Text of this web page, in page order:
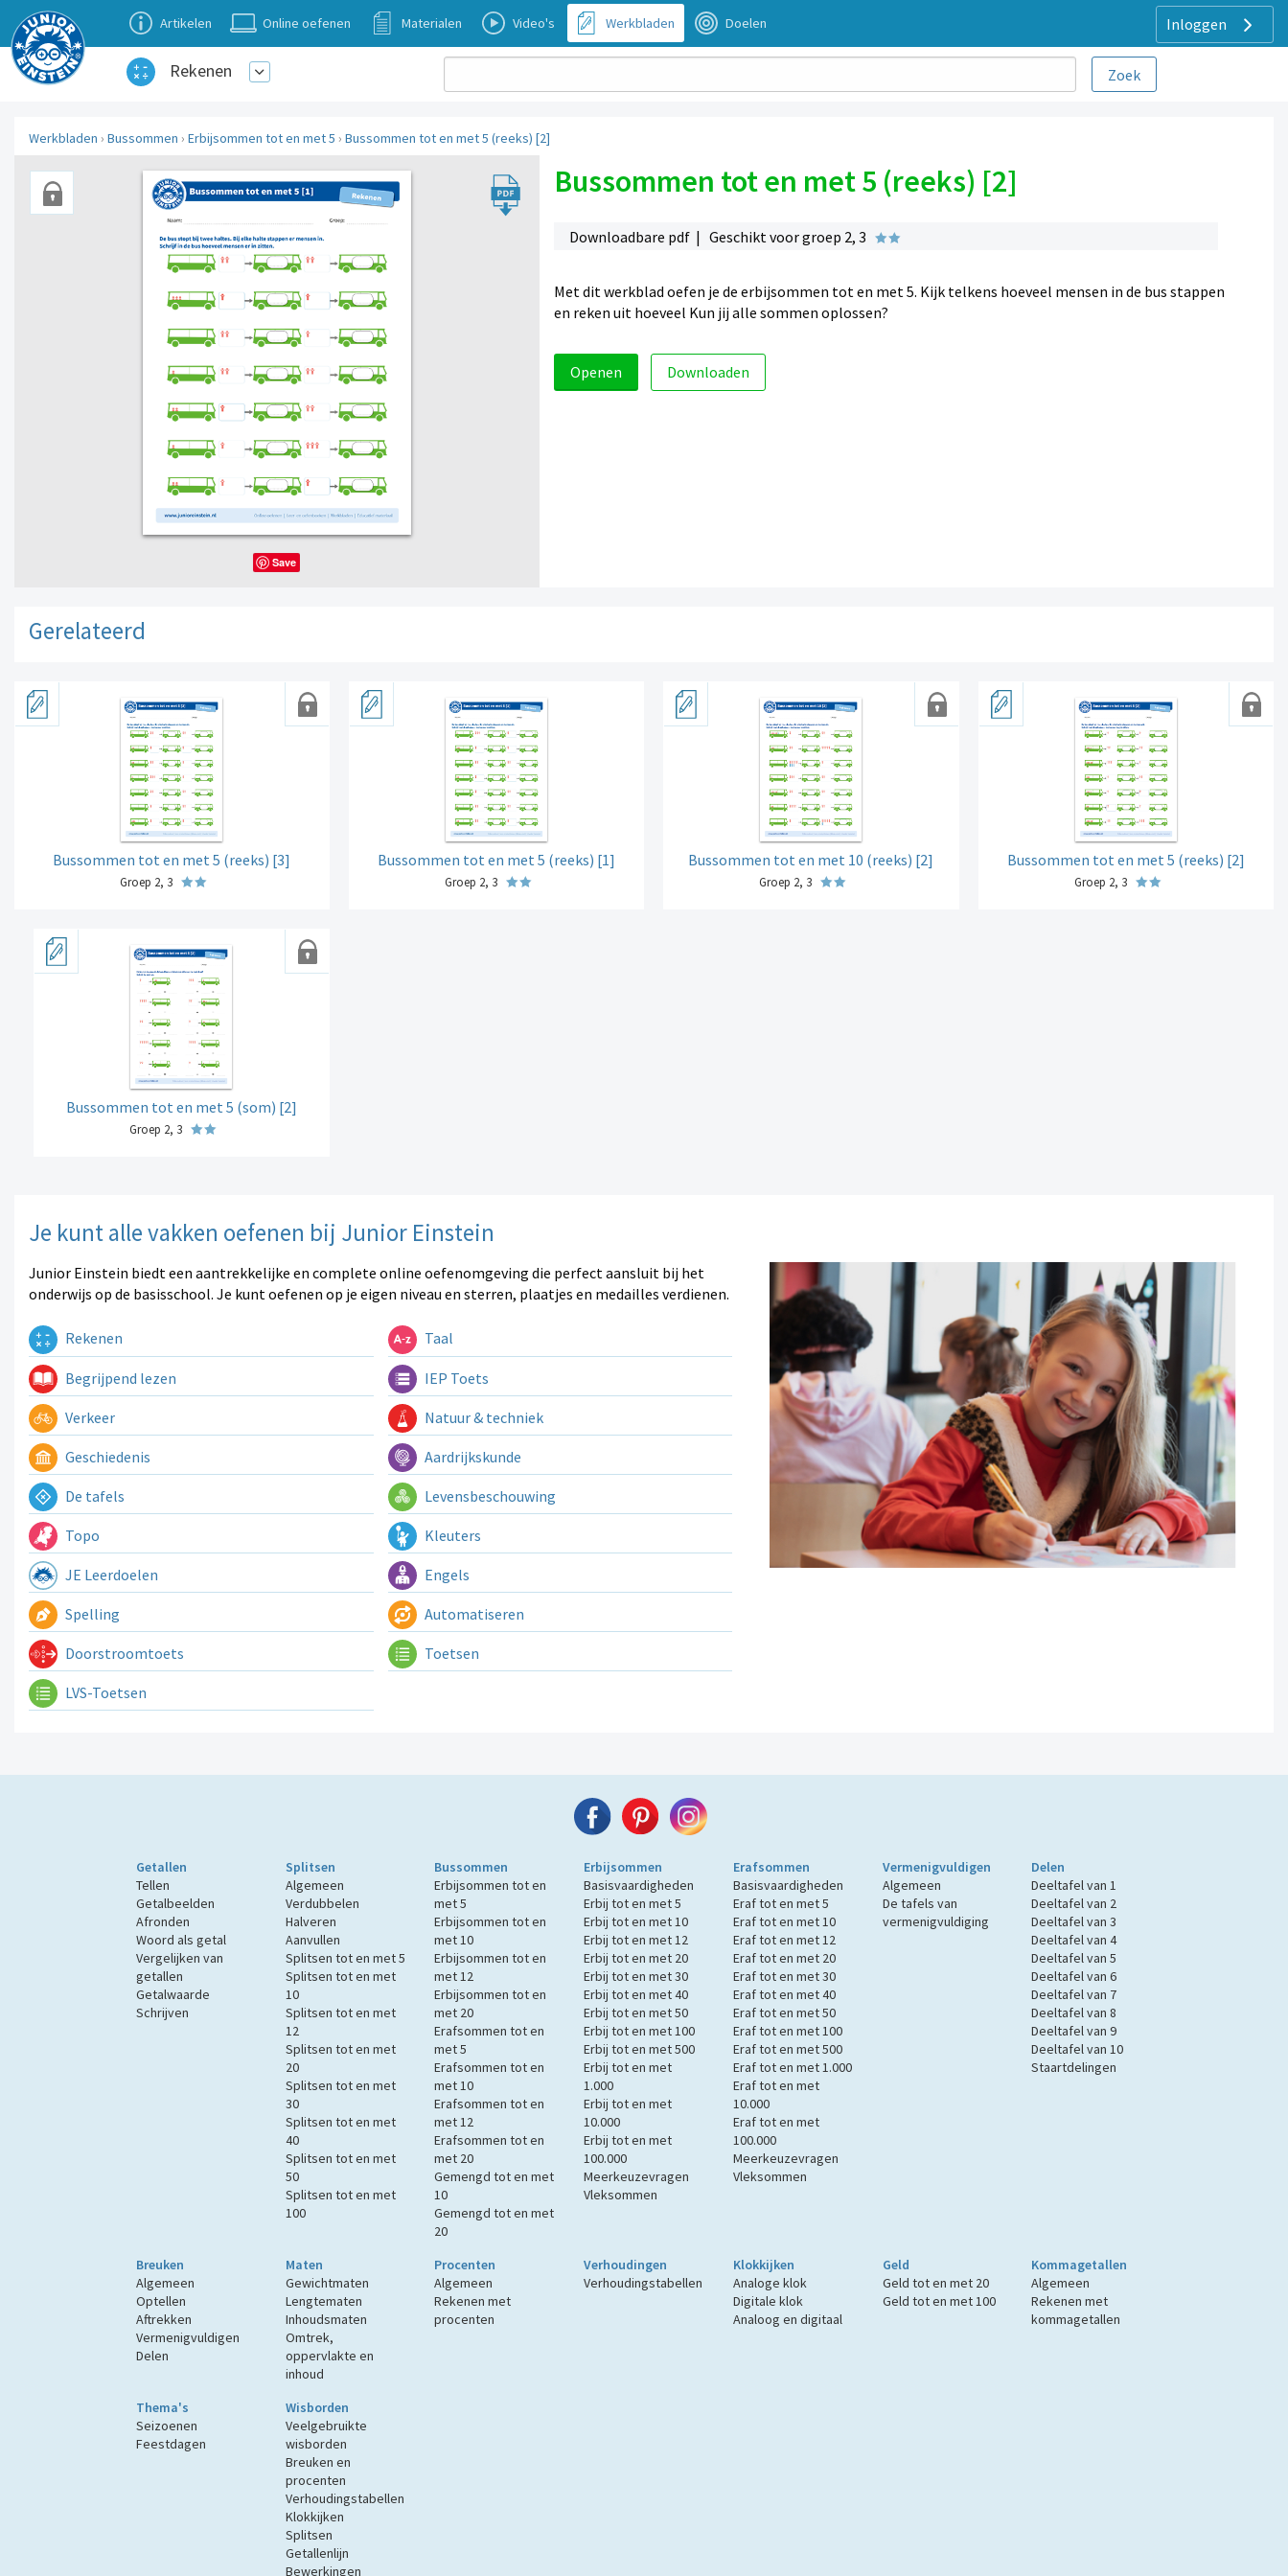
Inloggen
Artikelen Online oefenen Materialen Video's Werkbladen Doelen
Rekenen
Werkbladen › Bussommen › Erbijsommen tot en met 5 › Bussommen tot en met 5 (reeks) [2]
Bussommen tot en met 5 (reeks) [2]
Downloadbare pdf | Geschikt voor groep 2, 3
Met dit werkblad oefen je de erbijsommen tot en met 5. Kijk telkens hoeveel mensen in de bus stappen
en reken uit hoeveel Kun jij alle sommen oplossen?
Openen Downloaden
Save
Gerelateerd
Bussommen tot en met 5 (reeks) [3]
Groep 2, 3
Bussommen tot en met 5 (reeks) [1]
Groep 2, 3
Bussommen tot en met 10 (reeks) [2]
Groep 2, 3
Bussommen tot en met 5 (reeks) [2]
Groep 2, 3
Bussommen tot en met 5 (som) [2]
Groep 2, 3
Je kunt alle vakken oefenen bij Junior Einstein
Junior Einstein biedt een aantrekkelijke en complete online oefenomgeving die perfect aansluit bij het
onderwijs op de basisschool. Je kunt oefenen op je eigen niveau en sterren, plaatjes en medailles verdienen.
Rekenen Taal
Begrijpend lezen IEP Toets
Verkeer Natuur & techniek
Geschiedenis Aardrijkskunde
De tafels Levensbeschouwing
Topo Kleuters
JE Leerdoelen Engels
Spelling Automatiseren
Doorstroomtoets Toetsen
LVS-Toetsen
Getallen
Tellen
Getalbeelden
Afronden
Woord als getal
Vergelijken van
getallen
Getalwaarde
Schrijven
Splitsen
Algemeen
Verdubbelen
Halveren
Aanvullen
Splitsen tot en met 5
Splitsen tot en met
10
Splitsen tot en met
12
Splitsen tot en met
20
Splitsen tot en met
30
Splitsen tot en met
40
Splitsen tot en met
50
Splitsen tot en met
100
Bussommen
Erbijsommen tot en
met 5
Erbijsommen tot en
met 10
Erbijsommen tot en
met 12
Erbijsommen tot en
met 20
Erafsommen tot en
met 5
Erafsommen tot en
met 10
Erafsommen tot en
met 12
Erafsommen tot en
met 20
Gemengd tot en met
10
Gemengd tot en met
20
Erbijsommen
Basisvaardigheden
Erbij tot en met 5
Erbij tot en met 10
Erbij tot en met 12
Erbij tot en met 20
Erbij tot en met 30
Erbij tot en met 40
Erbij tot en met 50
Erbij tot en met 100
Erbij tot en met 500
Erbij tot en met
1.000
Erbij tot en met
10.000
Erbij tot en met
100.000
Meerkeuzevragen
Vleksommen
Erafsommen
Basisvaardigheden
Eraf tot en met 5
Eraf tot en met 10
Eraf tot en met 12
Eraf tot en met 20
Eraf tot en met 30
Eraf tot en met 40
Eraf tot en met 50
Eraf tot en met 100
Eraf tot en met 500
Eraf tot en met 1.000
Eraf tot en met
10.000
Eraf tot en met
100.000
Meerkeuzevragen
Vleksommen
Vermenigvuldigen
Algemeen
De tafels van
vermenigvuldiging
Delen
Deeltafel van 1
Deeltafel van 2
Deeltafel van 3
Deeltafel van 4
Deeltafel van 5
Deeltafel van 6
Deeltafel van 7
Deeltafel van 8
Deeltafel van 9
Deeltafel van 10
Staartdelingen
Breuken
Algemeen
Optellen
Aftrekken
Vermenigvuldigen
Delen
Maten
Gewichtmaten
Lengtematen
Inhoudsmaten
Omtrek,
oppervlakte en
inhoud
Procenten
Algemeen
Rekenen met
procenten
Verhoudingen
Verhoudingstabellen
Klokkijken
Analoge klok
Digitale klok
Analoog en digitaal
Geld
Geld tot en met 20
Geld tot en met 100
Kommagetallen
Algemeen
Rekenen met
kommagetallen
Thema's
Seizoenen
Feestdagen
Wisborden
Veelgebruikte
wisborden
Breuken en
procenten
Verhoudingstabellen
Klokkijken
Splitsen
Getallenlijn
Bewerkingen